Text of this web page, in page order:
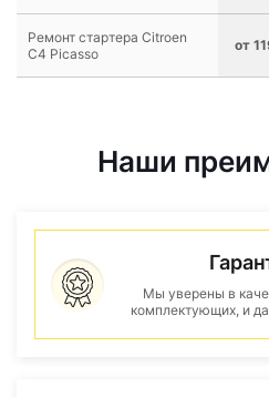
Ремонт стартера Citroen
C4 Picasso
от
Наши
Мы уверены в
комплектующих, и